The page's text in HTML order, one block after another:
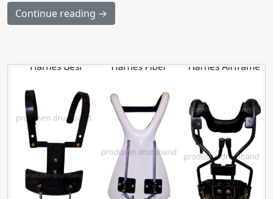
Continue reading →